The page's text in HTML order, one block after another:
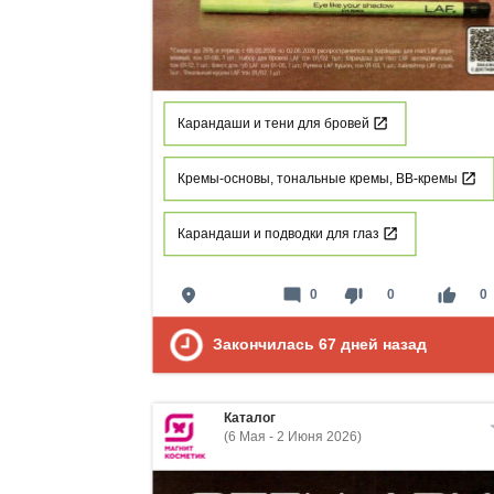
Карандаши и тени для бровей
Кремы-основы, тональные кремы, ВВ-кремы
Карандаши и подводки для глаз
place thumb_down 0 thumb_up 0
mode_comment 0
Закончилась 67 дней назад
Каталог
(6 Мая - 2 Июня 2026)